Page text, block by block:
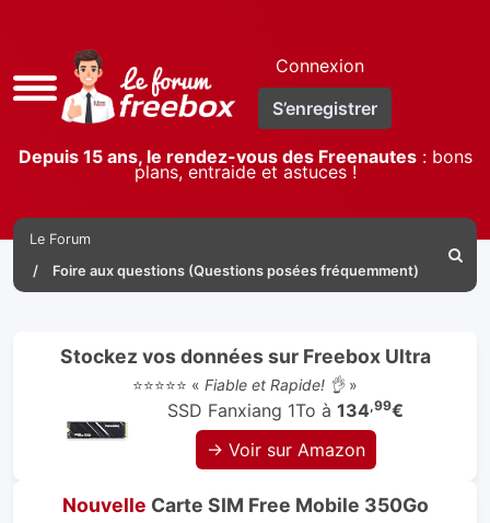
Accès
rapide
Connexion
S’enregistrer
Depuis 15 ans, le rendez-vous des Freenautes: bons
plans, entraide et astuces !
Le Forum
Foire aux questions (Questions posées fréquemment)
Stockez vos données sur Freebox Ultra
⭐⭐⭐⭐⭐ « Fiable et Rapide! 👌»
SSD Fanxiang 1To à 134,99€
→ Voir sur Amazon
Nouvelle Carte SIM Free Mobile 350Go